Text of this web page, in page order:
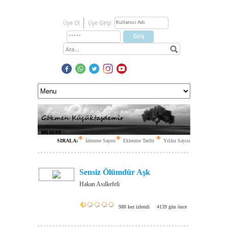
Üye Ol Üye Girişi
SIRALA: İzlenme Sayısı Eklenme Tarihi Yıldız Sayısı
Sensiz Ölümdür Aşk
Hakan Asılkefeli
988 kez izlendi 4139 gün önce